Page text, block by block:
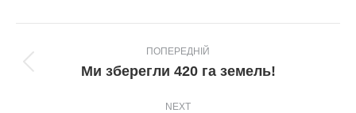
navigation
ПОПЕРЕДНІЙ
Попередній
Ми зберегли 420 га земель!
NEXT